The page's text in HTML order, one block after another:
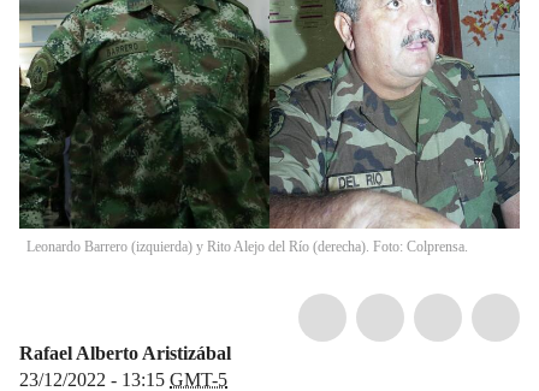
Leonardo Barrero (izquierda) y Rito Alejo del Río (derecha). Foto: Colprensa.
Rafael Alberto Aristizábal
23/12/2022 - 13:15 GMT-5